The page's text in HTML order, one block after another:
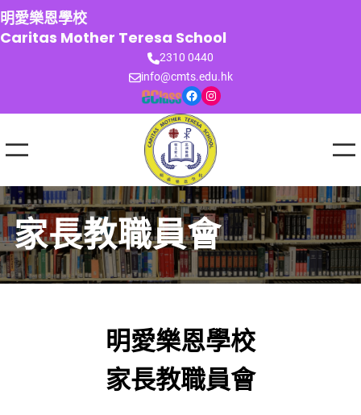
跳
至
主
明愛樂恩學校
Caritas Mother Teresa School
2310 0440
info@cmts.edu.hk
Facebook Instagram
家長教職員會
明愛樂恩學校
家長教職員會